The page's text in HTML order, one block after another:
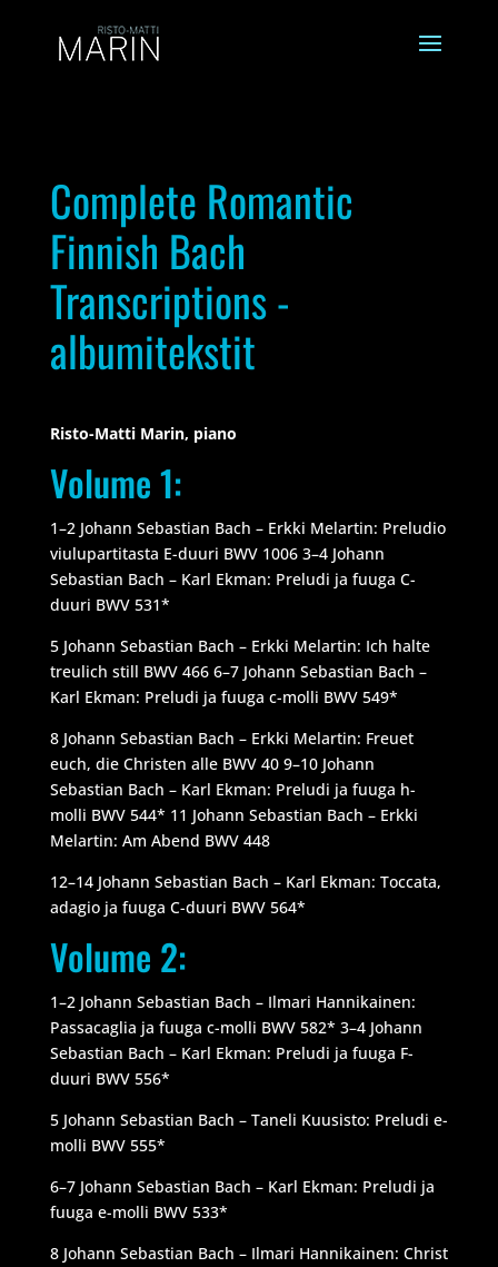
Complete Romantic
Finnish Bach
Transcriptions -
albumitekstit
Risto-Matti Marin, piano
Volume 1:
1–2 Johann Sebastian Bach – Erkki Melartin: Preludio
viulupartitasta E-duuri BWV 1006 3–4 Johann
Sebastian Bach – Karl Ekman: Preludi ja fuuga C-
duuri BWV 531*
5 Johann Sebastian Bach – Erkki Melartin: Ich halte
treulich still BWV 466 6–7 Johann Sebastian Bach –
Karl Ekman: Preludi ja fuuga c-molli BWV 549*
8 Johann Sebastian Bach – Erkki Melartin: Freuet
euch, die Christen alle BWV 40 9–10 Johann
Sebastian Bach – Karl Ekman: Preludi ja fuuga h-
molli BWV 544* 11 Johann Sebastian Bach – Erkki
Melartin: Am Abend BWV 448
12–14 Johann Sebastian Bach – Karl Ekman: Toccata,
adagio ja fuuga C-duuri BWV 564*
Volume 2:
1–2 Johann Sebastian Bach – Ilmari Hannikainen:
Passacaglia ja fuuga c-molli BWV 582* 3–4 Johann
Sebastian Bach – Karl Ekman: Preludi ja fuuga F-
duuri BWV 556*
5 Johann Sebastian Bach – Taneli Kuusisto: Preludi e-
molli BWV 555*
6–7 Johann Sebastian Bach – Karl Ekman: Preludi ja
fuuga e-molli BWV 533*
8 Johann Sebastian Bach – Ilmari Hannikainen: Christ